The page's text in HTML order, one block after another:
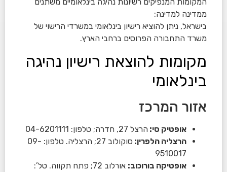
ממדינה למדינה:
בישראל, ניתן להוציא רישיון בינלאומי במשרדי הרישוי של
משרד התחבורה הפרוסים ברחבי הארץ.
מקומות להוצאת רישיון נהיגה
בינלאומי
אזור המרכז
אופטיק סי: הרצל 27, חדרה; טלפון: 04-6201111
הרצליה הלפרין:
סוקולוב 27; הרצליה. טלפון: 09-
9510017
אופטיקה בורוכוב:
אורלוב 72; פתח תקווה. טל’: